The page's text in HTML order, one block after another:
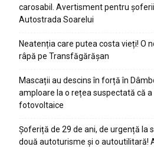
carosabil. Avertisment pentru
Autostrada Soarelui
Neatenția care putea costa vieți! O
râpă pe Transfăgărășan
Mascații au descins în forță în
amploare la o rețea suspectată că
fotovoltaice
Șoferiță de 29 de ani, de urgență la
două autoturisme și o autoutilitară!